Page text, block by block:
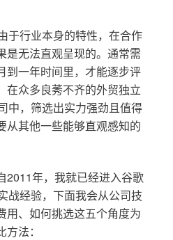
于行业本身的特性，在合作
是无法直观呈现的。通常需
到一年时间里，才能逐步评
在众多良莠不齐的外贸独立
中，筛选出实力强劲且值得
从其他一些能够直观感知的
2011年，我就已经进入谷歌
战经验，下面我会从公司技
用、如何挑选这五个角度为
法：